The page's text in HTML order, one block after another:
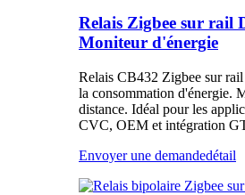
Relais Zigbee sur rail
Moniteur d'énergie
Relais CB432 Zigbee sur
la consommation d'énergie.
distance. Idéal pour les
CVC, OEM et intégration
Envoyer une demandedétail